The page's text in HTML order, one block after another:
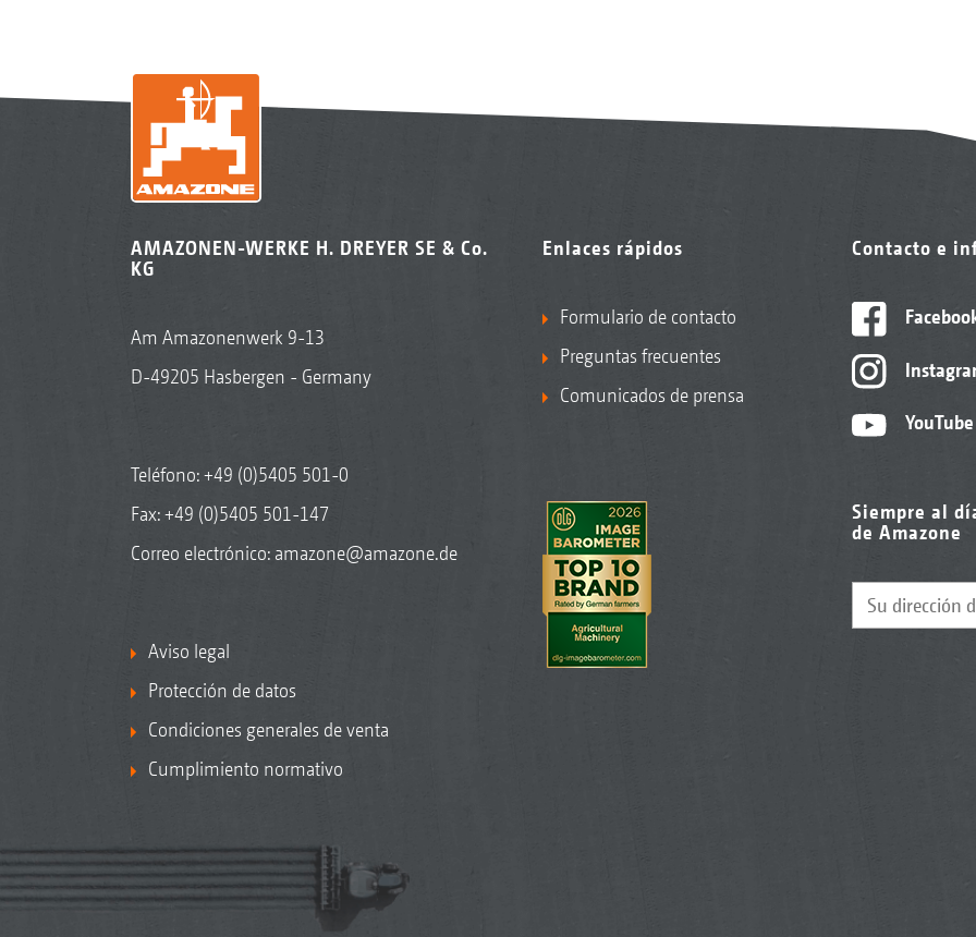
AMAZONEN-WERKE H. DREYER SE & Co.
KG
Am Amazonenwerk 9-13
D-49205 Hasbergen - Germany
Teléfono:+49 (0)5405 501-0
Fax: +49 (0)5405 501-147
Correo electrónico: amazone@amazone.de
Aviso legal
Protección de datos
Condiciones generales de venta
Cumplimiento normativo
Enlaces rápidos
Formulario de contacto
Preguntas frecuentes
Comunicados de prensa
Contacto e
YouTube
Siempre al
de Amazone